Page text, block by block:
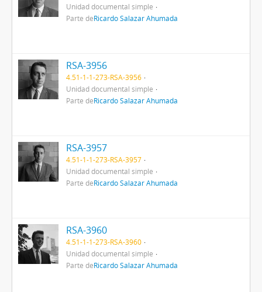
Unidad documental simple
Parte deRicardo Salazar Ahumada
RSA-3956
4.51-1-1-273-RSA-3956
Unidad documental simple
Parte deRicardo Salazar Ahumada
RSA-3957
4.51-1-1-273-RSA-3957
Unidad documental simple
Parte deRicardo Salazar Ahumada
RSA-3960
4.51-1-1-273-RSA-3960
Unidad documental simple
Parte deRicardo Salazar Ahumada